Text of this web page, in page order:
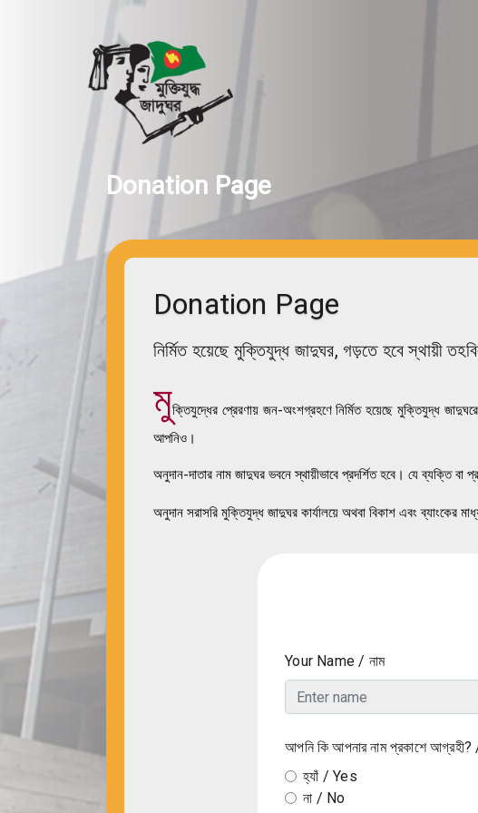
Donation Page
Donation Page
নির্মিত হয়েছে মুক্তিযুদ্ধ জাদুঘর, গড়তে হবে স্থায়ী
মুক্তিযুদ্ধের প্রেরণায় জন-অংশগ্রহণে নির্মিত হয়েছে মুক্তিযুদ্ধ
আপনিও।
অনুদান-দাতার নাম জাদুঘর ভবনে স্থায়ীভাবে প্রদর্শিত হবে। যে ব্যক্তি বা
অনুদান সরাসরি মুক্তিযুদ্ধ জাদুঘর কার্যালয়ে অথবা বিকাশ এবং ব্যাংকের
Your Name / নাম
আপনি কি আপনার নাম প্রকাশে
হ্যাঁ / Yes
না / No